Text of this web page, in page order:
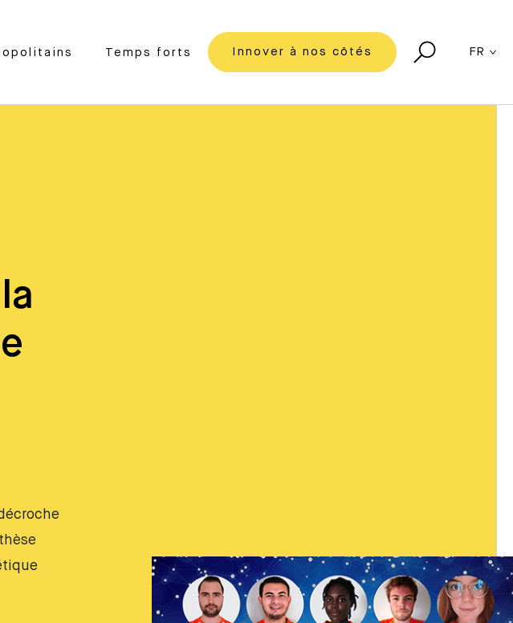
Temps forts Innover à nos côtés FR